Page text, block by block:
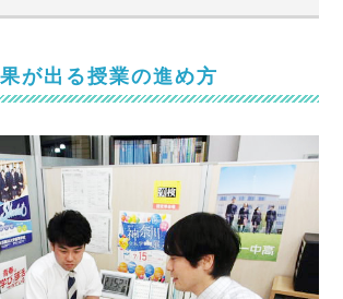
が出る授業の進め方